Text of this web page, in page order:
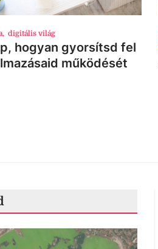
, digitális világ
hogyan gyorsítsd fel
működését